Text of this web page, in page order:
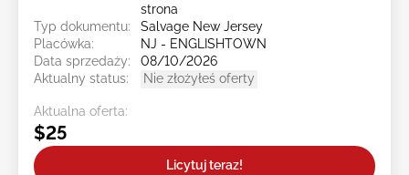
strona
Typ dokumentu:
Salvage New Jersey
Placówka:
NJ - ENGLISHTOWN
Data sprzedaży:
08/10/2026
Aktualny status:
Nie złożyłeś oferty
Aktualna oferta:
$25
Licytuj teraz!